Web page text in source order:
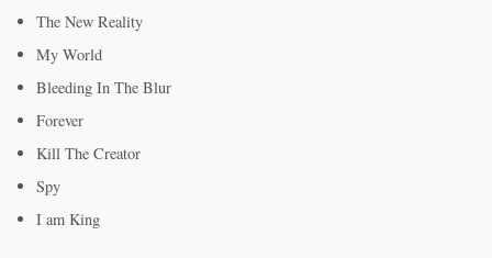
The New Reality
My World
Bleeding In The Blur
Forever
Kill The Creator
Spy
I am King